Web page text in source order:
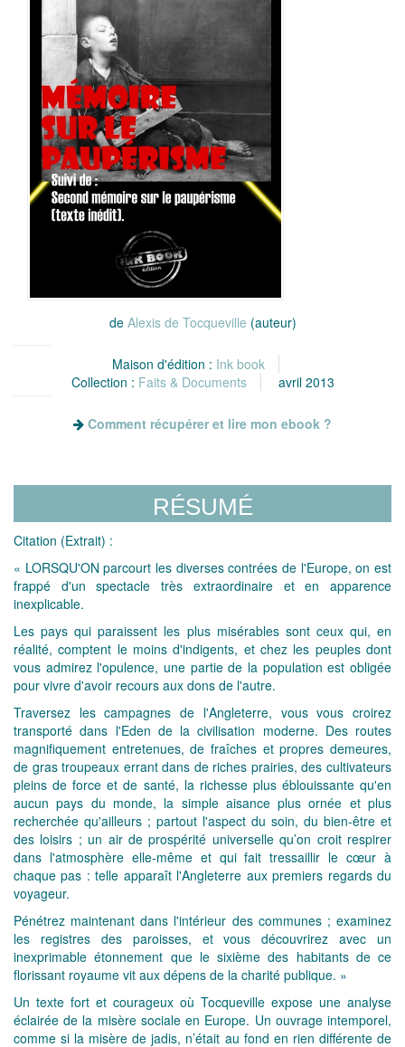
de Alexis de Tocqueville (auteur)
Maison d'édition : Ink book
Collection : Faits & Documents avril 2013
Comment récupérer et lire mon ebook ?
RÉSUMÉ
Citation (Extrait) :
« LORSQU'ON parcourt les diverses contrées de l'Europe, on est
frappé d'un spectacle très extraordinaire et en apparence
inexplicable.
Les pays qui paraissent les plus misérables sont ceux qui, en
réalité, comptent le moins d'indigents, et chez les peuples dont
vous admirez l'opulence, une partie de la population est obligée
pour vivre d'avoir recours aux dons de l'autre.
Traversez les campagnes de l'Angleterre, vous vous croirez
transporté dans l'Eden de la civilisation moderne. Des routes
magnifiquement entretenues, de fraîches et propres demeures,
de gras troupeaux errant dans de riches prairies, des cultivateurs
pleins de force et de santé, la richesse plus éblouissante qu'en
aucun pays du monde, la simple aisance plus ornée et plus
recherchée qu'ailleurs ; partout l'aspect du soin, du bien-être et
des loisirs ; un air de prospérité universelle qu’on croit respirer
dans l'atmosphère elle-même et qui fait tressaillir le cœur à
chaque pas : telle apparaît l'Angleterre aux premiers regards du
voyageur.
Pénétrez maintenant dans l'intérieur des communes ; examinez
les registres des paroisses, et vous découvrirez avec un
inexprimable étonnement que le sixième des habitants de ce
florissant royaume vit aux dépens de la charité publique. »
Un texte fort et courageux où Tocqueville expose une analyse
éclairée de la misère sociale en Europe. Un ouvrage intemporel,
comme si la misère de jadis, n’était au fond en rien différente de